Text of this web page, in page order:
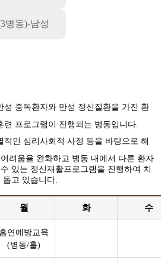
병동)-남성
성 중독환자와 만성 정신질환을 가진 환
프로그램이 진행되는 병동입니다.
적인 심리사회적 사정 등을 바탕으로 해
려움을 완화하고 병동 내에서 다른 환자
있는 정신재활프로그램을 진행하여 치
고 있습니다.
월 화 수
흡연예방교육
(병동/홀)